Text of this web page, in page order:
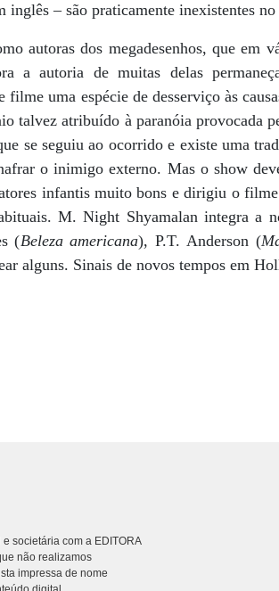
inglês – são praticamente inexistentes
autoras dos megadesenhos, que em
a autoria de muitas delas
uma espécie de desserviço às
talvez atribuído à paranóia provocada
se seguiu ao ocorrido e existe uma
o inimigo externo. Mas o show
infantis muito bons e dirigiu o
M. Night Shyamalan integra a
(Beleza americana), P.T. Anderson (
alguns. Sinais de novos tempos em
societária com a EDITORA
não realizamos
impressa de nome